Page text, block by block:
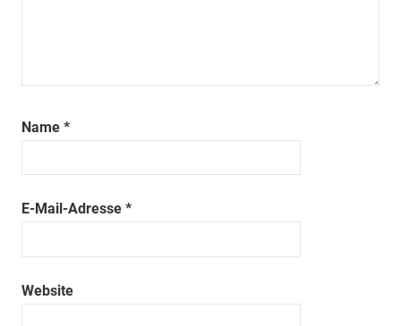
Name *
E-Mail-Adresse *
Website